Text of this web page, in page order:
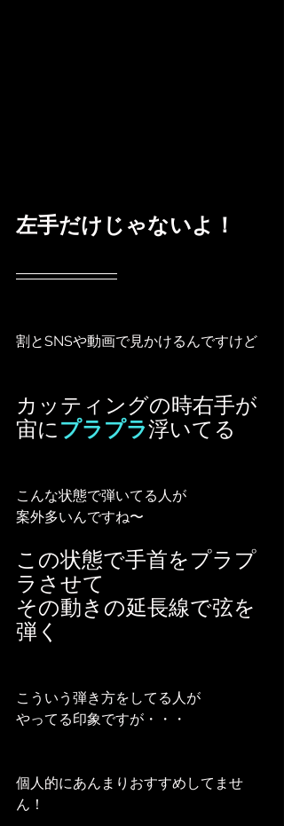
左手だけじゃないよ！
割とSNSや動画で見かけるんですけど
カッティングの時右手が
宙に プラプラ浮いてる
こんな状態で弾いてる人が
案外多いんですね〜
この状態で手首をプラプ
ラさせて
その動きの延長線で弦を
弾く
こういう弾き方をしてる人が
やってる印象ですが・・・
個人的にあんまりおすすめしてませ
ん！